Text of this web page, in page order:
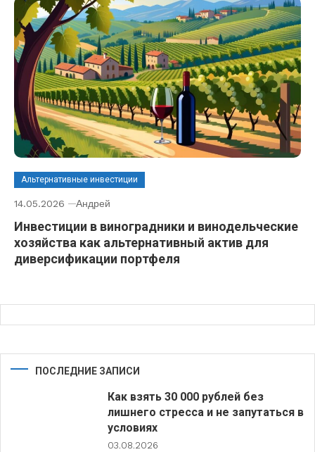
Альтернативные инвестиции
14.05.2026 Андрей
Инвестиции в виноградники и винодельческие
хозяйства как альтернативный актив для
диверсификации портфеля
ПОСЛЕДНИЕ ЗАПИСИ
Как взять 30 000 рублей без
лишнего стресса и не запутаться в
условиях
03.08.2026